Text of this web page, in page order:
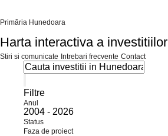
Primăria Hunedoara
Harta interactiva a investitiilor
Stiri si comunicate Intrebari frecvente Contact
Filtre
Anul
2004 - 2026
Status
Faza de proiect